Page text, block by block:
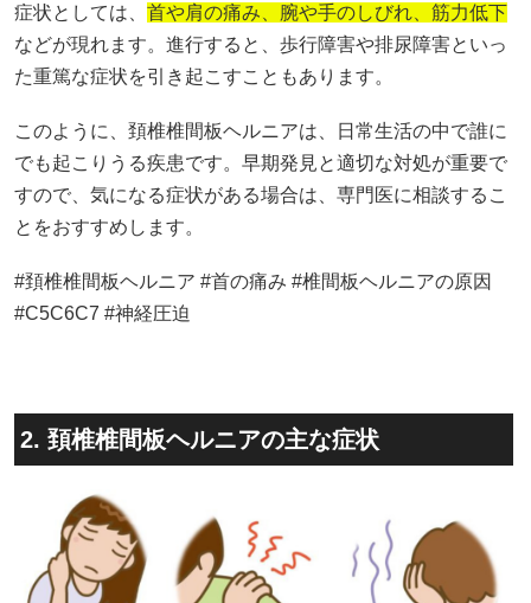
症状としては、 首や肩の痛み、腕や手のしびれ、筋力低下
などが現れます。進行すると、歩行障害や排尿障害といっ
た重篤な症状を引き起こすこともあります。
このように、頚椎椎間板ヘルニアは、日常生活の中で誰に
でも起こりうる疾患です。早期発見と適切な対処が重要で
すので、気になる症状がある場合は、専門医に相談するこ
とをおすすめします。
#頚椎椎間板ヘルニア #首の痛み #椎間板ヘルニアの原因
#C5C6C7 #神経圧迫
2. 頚椎椎間板ヘルニアの主な症状